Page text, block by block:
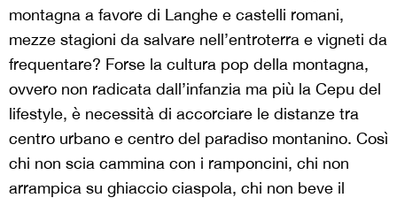
montagna a favore di Langhe e castelli romani,
mezze stagioni da salvare nell’entroterra e vigneti da
frequentare? Forse la cultura pop della montagna,
ovvero non radicata dall’infanzia ma più la Cepu del
lifestyle, è necessità di accorciare le distanze tra
centro urbano e centro del paradiso montanino. Così
chi non scia cammina con i ramponcini, chi non
arrampica su ghiaccio ciaspola, chi non beve il